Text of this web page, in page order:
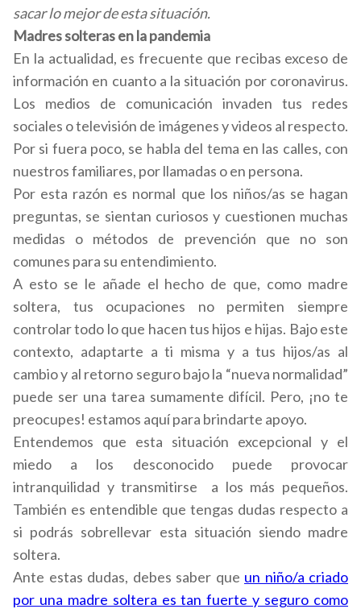
sacar lo mejor de esta situación.
Madres solteras en la pandemia
En la actualidad, es frecuente que recibas exceso de
información en cuanto a la situación por coronavirus.
Los medios de comunicación invaden tus redes
sociales o televisión de imágenes y videos al respecto.
Por si fuera poco, se habla del tema en las calles, con
nuestros familiares, por llamadas o en persona.
Por esta razón es normal que los niños/as se hagan
preguntas, se sientan curiosos y cuestionen muchas
medidas o métodos de prevención que no son
comunes para su entendimiento.
A esto se le añade el hecho de que, como madre
soltera, tus ocupaciones no permiten siempre
controlar todo lo que hacen tus hijos e hijas. Bajo este
contexto, adaptarte a ti misma y a tus hijos/as al
cambio y al retorno seguro bajo la “nueva normalidad”
puede ser una tarea sumamente difícil. Pero, ¡no te
preocupes! estamos aquí para brindarte apoyo.
Entendemos que esta situación excepcional y el
miedo a los desconocido puede provocar
intranquilidad y transmitirse a los más pequeños.
También es entendible que tengas dudas respecto a
si podrás sobrellevar esta situación siendo madre
soltera.
Ante estas dudas, debes saber que un niño/a criado
por una madre soltera es tan fuerte y seguro como